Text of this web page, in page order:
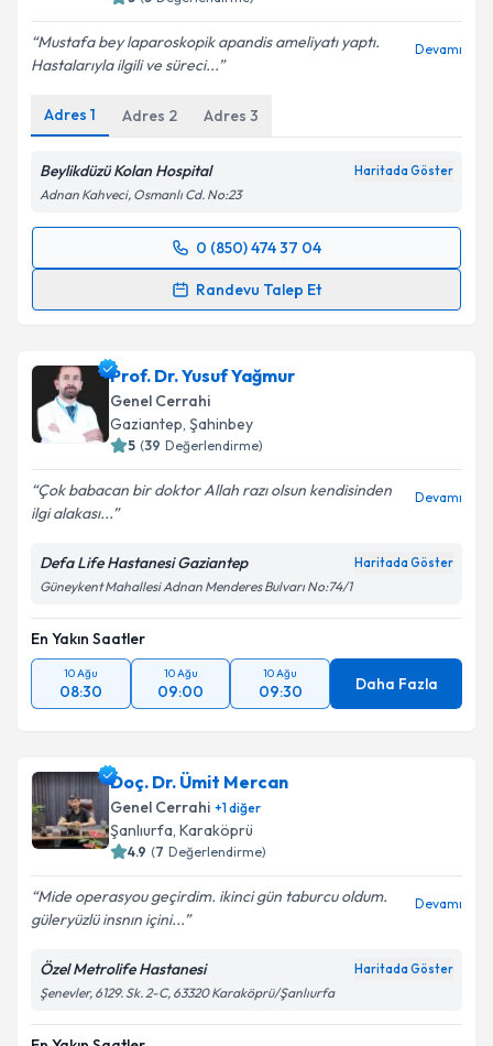
( Değerlendirme)
Mustafa bey laparoskopik apandis ameliyatı yaptı.
Hastalarıyla ilgili ve süreci...
Adres 1 Adres 2 Adres 3
Beylikdüzü Kolan Hospital
Adnan Kahveci, Osmanlı Cd. No:23
0 (850) 474 37 04
Randevu Talep Et
Randevu Takvimi Talebi
takvimi talebi oluşturun. Size bu uzmandan randevu
almanız için bir takvim hazırlandığında e-posta ile
bilgilendireceğiz.
E-posta Adresiniz
Kişisel verilerimin işlenmesine ilişkin
Aydınlatma
Metni'ni okudum ve kişisel verilerimin belirtilen
Takvim Talebini Gönder
Prof. Dr. Yusuf Yağmur
Genel Cerrahi
Gaziantep,Şahinbey
( Değerlendirme)
Çok babacan bir doktor Allah razı olsun kendisinden
ilgi alakası...
Defa Life Hastanesi Gaziantep
Güneykent Mahallesi Adnan Menderes Bulvarı No:74/1
En Yakın Saatler
10 Ağu
08:30
10 Ağu
09:00
10 Ağu
09:30 Daha Fazla
Doç. Dr. Ümit Mercan
Genel Cerrahi diğer
Şanlıurfa, Karaköprü
( Değerlendirme)
Mide operasyou geçirdim. ikinci gün taburcu oldum.
güleryüzlü insnın içini...
Özel Metrolife Hastanesi
Şenevler, 6129. Sk. 2-C, 63320 Karaköprü/Şanlıurfa